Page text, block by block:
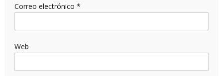
Correo electrónico *
Web